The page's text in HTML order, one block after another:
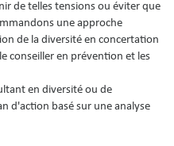
de telles tensions ou éviter que
une approche
de la diversité en concertation
conseiller en prévention et les
en diversité ou de
d'action basé sur une analyse